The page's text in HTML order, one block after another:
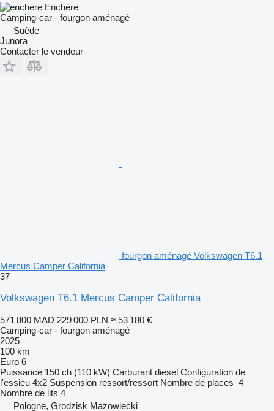
Enchère
Camping-car - fourgon aménagé
Suède
Junora
Contacter le vendeur
fourgon aménagé Volkswagen T6.1
Mercus Camper California
37
Volkswagen T6.1 Mercus Camper California
571 800 MAD 229 000 PLN ≈ 53 180 €
Camping-car - fourgon aménagé
2025
100 km
Euro 6
Puissance 150 ch (110 kW) Carburant diesel Configuration de
l'essieu 4x2 Suspension ressort/ressort Nombre de places 4
Nombre de lits 4
Pologne, Grodzisk Mazowiecki